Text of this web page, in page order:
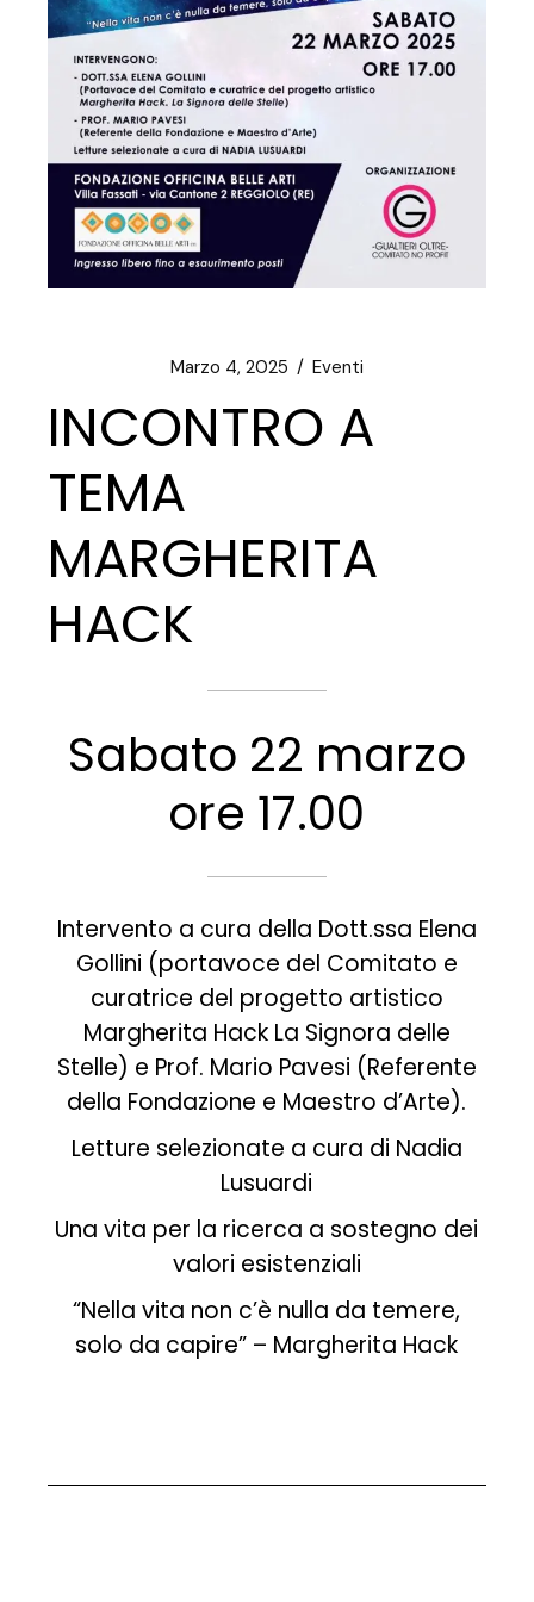
Marzo 4, 2025 Eventi
INCONTRO A
TEMA
MARGHERITA
HACK
Sabato 22 marzo
ore 17.00
Intervento a cura della Dott.ssa Elena
Gollini (portavoce del Comitato e
curatrice del progetto artistico
Margherita Hack La Signora delle
Stelle) e Prof. Mario Pavesi (Referente
della Fondazione e Maestro d’Arte).
Letture selezionate a cura di Nadia
Lusuardi
Una vita per la ricerca a sostegno dei
valori esistenziali
“Nella vita non c’è nulla da temere,
solo da capire” – Margherita Hack